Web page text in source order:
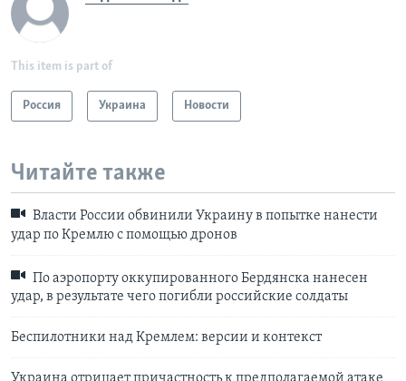
This item is part of
Россия Украина Новости
Читайте также
Власти России обвинили Украину в попытке нанести
удар по Кремлю с помощью дронов
По аэропорту оккупированного Бердянска нанесен
удар, в результате чего погибли российские солдаты
Беспилотники над Кремлем: версии и контекст